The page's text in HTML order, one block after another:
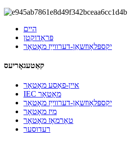
היים
פּראָדוקטן
יקספּלאָוזשאַן-דערווייַז מאָטאָר
קאַטעגאָריעס
איין-פאַסע מאָטאָר
IEC מאָטאָר
יקספּלאָוזשאַן-דערווייַז מאָטאָר
מיז מאָטאָר
טאָרמאָז מאָטאָר
רעדוסער